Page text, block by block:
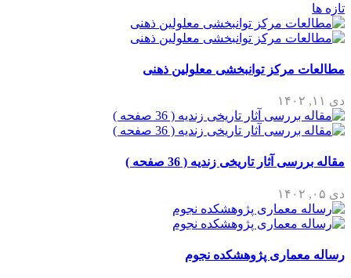
تازه ها
مطالعات مرکز توانبخشی معلولین ذهنی
دی ۱۱, ۱۴۰۲
مقاله بررسی آثار تاریخی زندیه ( 36 صفحه )
دی ۰۵, ۱۴۰۲
رساله معماری پژوهشکده نجوم